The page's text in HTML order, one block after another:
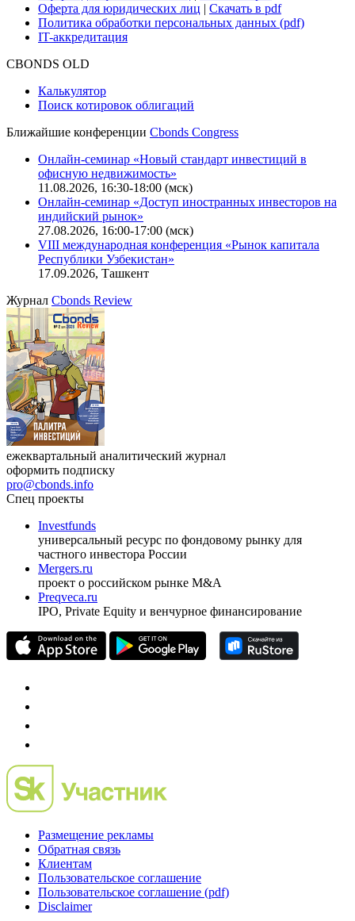
Оферта для юридических лиц | Скачать в pdf
Политика обработки персональных данных (pdf)
IT-аккредитация
CBONDS OLD
Калькулятор
Поиск котировок облигаций
Ближайшие конференции Cbonds Congress
Онлайн-семинар «Новый стандарт инвестиций в
офисную недвижимость»
11.08.2026, 16:30-18:00 (мск)
Онлайн-семинар «Доступ иностранных инвесторов на
индийский рынок»
27.08.2026, 16:00-17:00 (мск)
VIII международная конференция «Рынок капитала
Республики Узбекистан»
17.09.2026, Ташкент
Журнал Cbonds Review
ежеквартальный аналитический журнал
оформить подписку
pro@cbonds.info
Спец проекты
Investfunds
универсальный ресурс по фондовому рынку для
частного инвестора России
Mergers.ru
проект о российском рынке M&A
Preqveca.ru
IPO, Private Equity и венчурное финансирование
Размещение рекламы
Обратная связь
Клиентам
Пользовательское соглашение
Пользовательское соглашение (pdf)
Disclaimer